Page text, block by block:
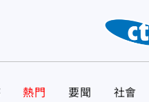
熱門 要聞 社會